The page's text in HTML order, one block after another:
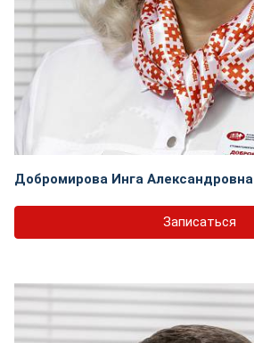
Добромирова Инга Александровна
Записаться